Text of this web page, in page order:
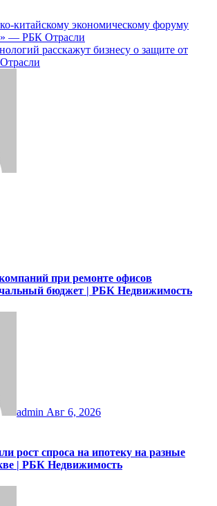
китайскому экономическому форуму
— РБК Отрасли
расскажут бизнесу о защите от
при ремонте офисов
бюджет | РБК Недвижимость
admin Авг 6, 2026
рост спроса на ипотеку на разные
| РБК Недвижимость